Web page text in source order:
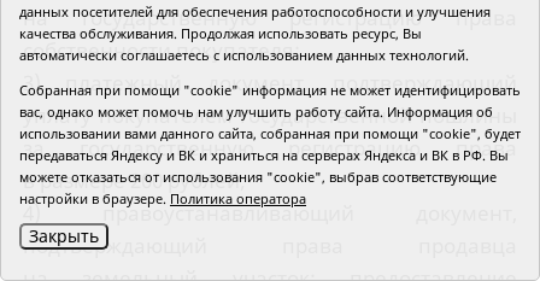
на государственную регистрацию права
собственности покупателя;
3) платежный документ, подтверждающий
уплату покупателем государственной пошлины
за государственную регистрацию права
в размере 200 рублей;
4) правоустанавливающий документ,
подтверждающий права продавца
данных посетителей для обеспечения работоспособности и улучшения
качества обслуживания. Продолжая использовать ресурс, Вы
автоматически соглашаетесь с использованием данных технологий.
Собранная при помощи "cookie" информация не может идентифицировать
вас, однако может помочь нам улучшить работу сайта. Информация об
использовании вами данного сайта, собранная при помощи "cookie", будет
передаваться Яндексу и ВК и храниться на серверах Яндекса и ВК в РФ. Вы
можете отказаться от использования "cookie", выбрав соответствующие
настройки в браузере. Политика оператора
Закрыть